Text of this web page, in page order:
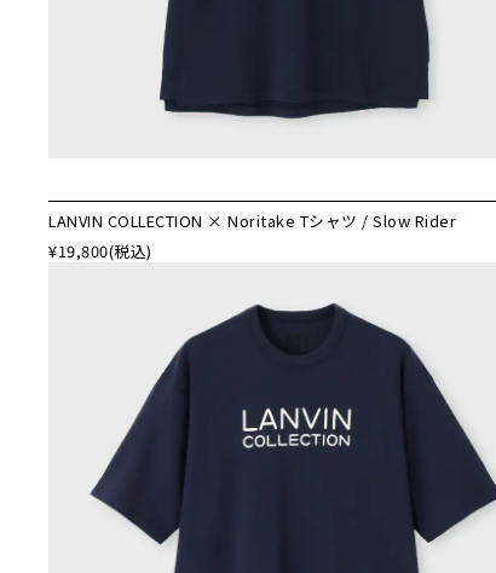
LANVIN COLLECTION × Noritake Tシャツ / Slow Rider
¥19,800(税込)